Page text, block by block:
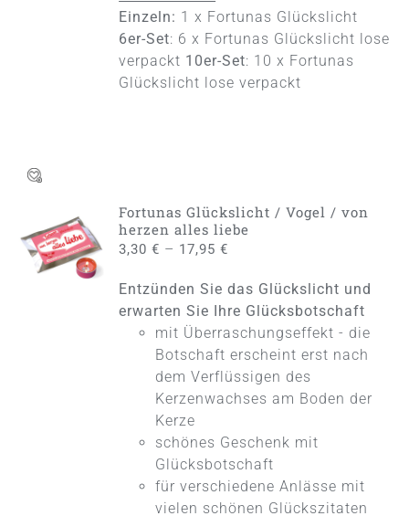
Einzeln: 1 x Fortunas Glückslicht
6er-Set: 6 x Fortunas Glückslicht lose
verpackt 10er-Set: 10 x Fortunas
Glückslicht lose verpackt
AUSFÜHRUNG
WÄHLEN
DIESES
PRODUKT
MEHRERE
PRODUKTSEITE
/
DETAILS
Fortunas Glückslicht / Vogel / von
herzen alles liebe
3,30€ – 17,95€
Entzünden Sie das Glückslicht und
erwarten Sie Ihre Glücksbotschaft
mit Überraschungseffekt - die
Botschaft erscheint erst nach
dem Verflüssigen des
Kerzenwachses am Boden der
Kerze
schönes Geschenk mit
Glücksbotschaft
für verschiedene Anlässe mit
vielen schönen Glückszitaten